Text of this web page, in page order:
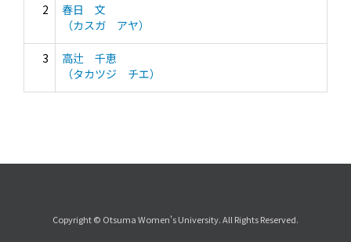
2
春日 文
（カスガ アヤ）
3
高辻 千恵
（タカツジ チエ）
Copyright © Otsuma Women's University. All Rights Reserved.